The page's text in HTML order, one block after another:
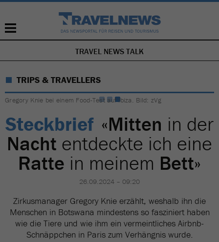
NAVIGATION
ÜBERSPRINGEN
TRAVEL NEWS TALK
TRIPS & TRAVELLERS
Gregory Knie bei einem Food-Test auf Ibiza. Bild: zVg
Steckbrief «Mitten in der
Nacht entdeckte ich eine
Ratte in meinem Bett»
26.09.2024 – 09:20
Zirkusmanager Gregory Knie erzählt, weshalb ihn die
Menschen in Botswana mindestens so fasziniert haben
wie die Tiere und wie ihm ein vermeintliches Airbnb-
Schnäppchen in Paris zum Verhängnis wurde.